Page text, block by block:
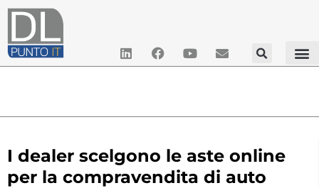
I dealer scelgono le aste online
per la compravendita di auto